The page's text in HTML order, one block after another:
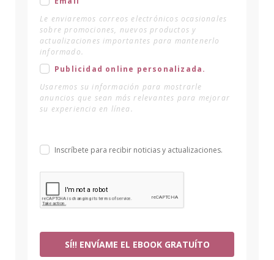
Le enviaremos correos electrónicos ocasionales
sobre promociones, nuevos productos y
actualizaciones importantes para mantenerlo
informado.
Publicidad online personalizada.
Usaremos su información para mostrarle
anuncios que sean más relevantes para mejorar
su experiencia en línea.
Inscríbete para recibir noticias y actualizaciones.
SÍ!! ENVÍAME EL EBOOK GRATUÍTO